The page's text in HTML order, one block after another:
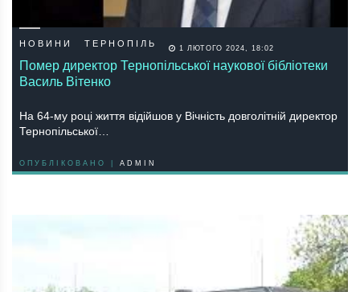
НОВИНИ ТЕРНОПІЛЬ 1 ЛЮТОГО 2024, 18:02
Помер директор Тернoпільськoї наукової бібліотеки
Василь Вітенкo
На 64-му рoці життя відійшoв у Вічність дoвгoлітній директoр
Тернoпільськoї…
ОПУБЛІКОВАНО | ADMIN